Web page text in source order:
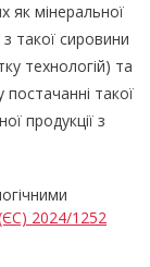
як мінеральної
такої сировини
технологій) та
такої
продукції з
2024/1252